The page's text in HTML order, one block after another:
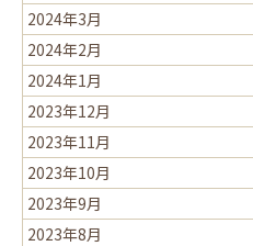
2024年3月
2024年2月
2024年1月
2023年12月
2023年11月
2023年10月
2023年9月
2023年8月